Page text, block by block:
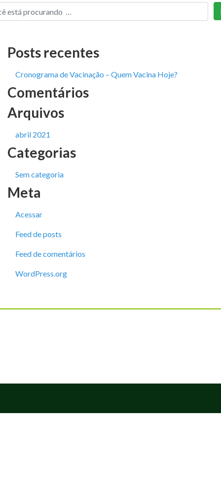
Posts recentes
Cronograma de Vacinação – Quem Vacina Hoje?
Comentários
Arquivos
abril 2021
Categorias
Sem categoria
Meta
Acessar
Feed de posts
Feed de comentários
WordPress.org